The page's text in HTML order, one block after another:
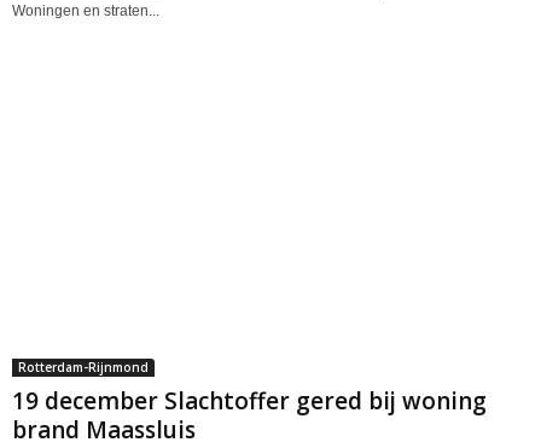
Woningen en straten...
Rotterdam-Rijnmond
19 december Slachtoffer gered bij woning
brand Maassluis